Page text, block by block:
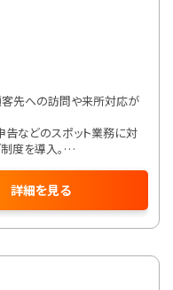
詳細を見る
客先への訪問や来所対応が
告などのスポット業務に対
度を導入。
ロスセルによる売上の20～
ブとして支給。